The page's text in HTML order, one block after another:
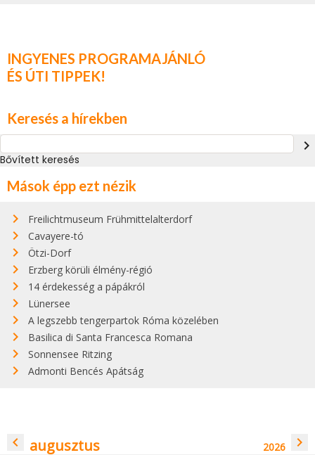
INGYENES PROGRAMAJÁNLÓ
ÉS ÚTI TIPPEK!
Keresés a hírekben
navigate_next
Bővített keresés
Mások épp ezt nézik
Freilichtmuseum Frühmittelalterdorf
Cavayere-tó
Ötzi-Dorf
Erzberg körüli élmény-régió
14 érdekesség a pápákról
Lünersee
A legszebb tengerpartok Róma közelében
Basilica di Santa Francesca Romana
Sonnensee Ritzing
Admonti Bencés Apátság
navigate_before augusztus 2026 navigate_next